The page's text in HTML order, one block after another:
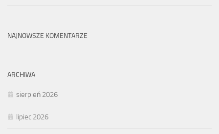
NAJNOWSZE KOMENTARZE
ARCHIWA
sierpień 2026
lipiec 2026